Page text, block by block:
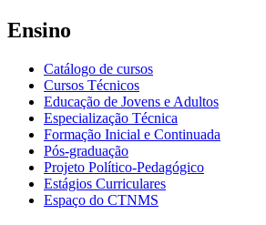
Ensino
Catálogo de cursos
Cursos Técnicos
Educação de Jovens e Adultos
Especialização Técnica
Formação Inicial e Continuada
Pós-graduação
Projeto Político-Pedagógico
Estágios Curriculares
Espaço do CTNMS